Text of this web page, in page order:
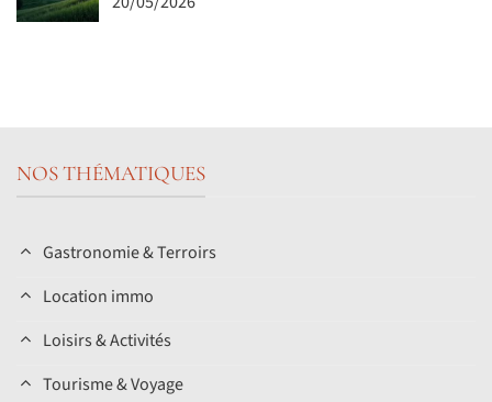
NOS THÉMATIQUES
Gastronomie & Terroirs
Location immo
Loisirs & Activités
Tourisme & Voyage